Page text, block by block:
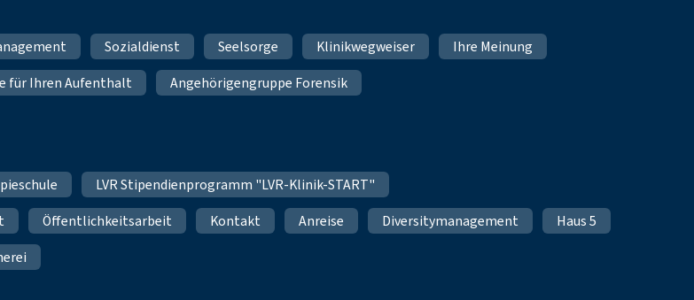
Sozialdienst Seelsorge Klinikwegweiser
Ihre Meinung
für Ihren Aufenthalt Angehörigengruppe Forensik
LVR Stipendienprogramm "LVR-Klinik-START"
Öffentlichkeitsarbeit Kontakt Anreise Diversitymanagement
Haus 5